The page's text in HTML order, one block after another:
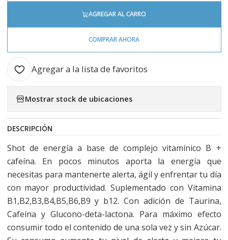
AGREGAR AL CARRO
COMPRAR AHORA
Agregar a la lista de favoritos
Mostrar stock de ubicaciones
DESCRIPCIÓN
Shot de energía a base de complejo vitamínico B +
cafeína. En pocos minutos aporta la energía que
necesitas para mantenerte alerta, ágil y enfrentar tu día
con mayor productividad. Suplementado con Vitamina
B1,B2,B3,B4,B5,B6,B9 y b12. Con adición de Taurina,
Cafeína y Glucono-deta-lactona. Para máximo efecto
consumir todo el contenido de una sola vez y sin Azúcar.